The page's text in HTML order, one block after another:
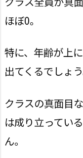
ほぼ0。
特に、年齢が上
出てくるでしょう
クラスの真面目
は成り立ってい
ん。